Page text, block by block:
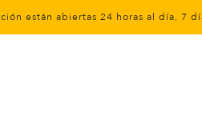
están abiertas 24 horas al día, 7